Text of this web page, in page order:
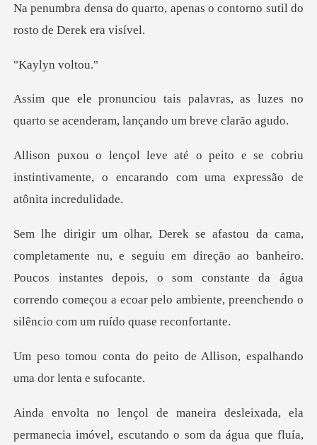
apenas o contorno sutil do
yn vo
ras, as luzes no
quarto se acendera
se cobriu
instintivamente, o encarando c
ireção ao banheiro.
Poucos instantes depois, o som constante da água
correndo começ
to de Allison, espalhando
manecia imóvel, escutando o som da água que fluía,